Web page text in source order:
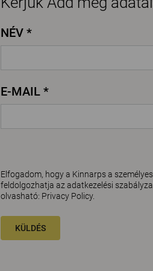
NÉV *
E-MAIL *
Elfogadom, hogy a Kinnarps a
feldolgozhatja az adatkezelési
olvasható: Privacy Policy.
KÜLDÉS